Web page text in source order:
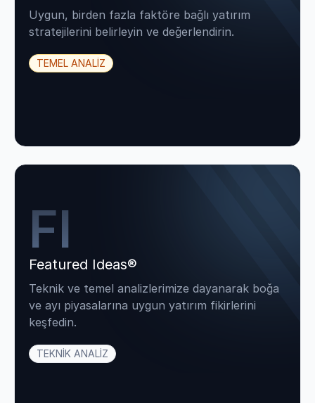
Uygun, birden fazla faktöre bağlı yatırım
stratejilerini belirleyin ve değerlendirin.
TEMEL ANALİZ
FI
Featured Ideas®
Teknik ve temel analizlerimize dayanarak boğa
ve ayı piyasalarına uygun yatırım fikirlerini
keşfedin.
TEKNİK ANALİZ